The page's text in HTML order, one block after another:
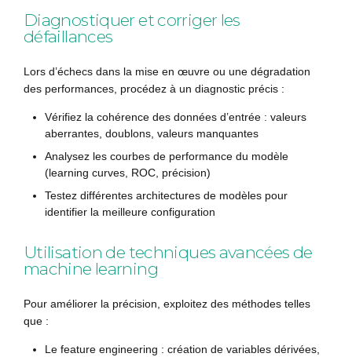
Diagnostiquer et corriger les
défaillances
Lors d’échecs dans la mise en œuvre ou une dégradation
des performances, procédez à un diagnostic précis :
Vérifiez la cohérence des données d’entrée : valeurs
aberrantes, doublons, valeurs manquantes
Analysez les courbes de performance du modèle
(learning curves, ROC, précision)
Testez différentes architectures de modèles pour
identifier la meilleure configuration
Utilisation de techniques avancées de
machine learning
Pour améliorer la précision, exploitez des méthodes telles
que :
Le feature engineering : création de variables dérivées,